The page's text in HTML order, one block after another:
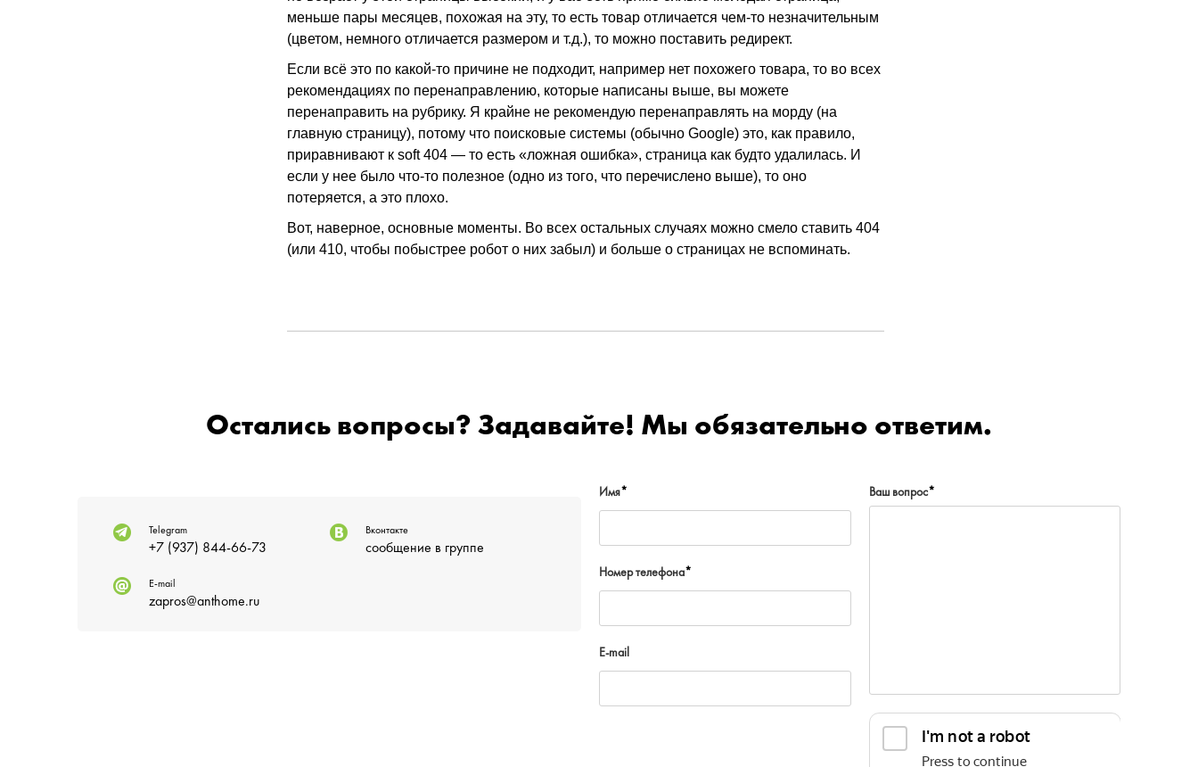
меньше пары месяцев, похожая на эту, то есть товар отличается чем-то незначительным
(цветом, немного отличается размером и т.д.), то можно поставить редирект.
Если всё это по какой-то причине не подходит, например нет похожего товара, то во всех
рекомендациях по перенаправлению, которые написаны выше, вы можете
перенаправить на рубрику. Я крайне не рекомендую перенаправлять на морду (на
главную страницу), потому что поисковые системы (обычно Google) это, как правило,
приравнивают к soft 404 — то есть «ложная ошибка», страница как будто удалилась. И
если у нее было что-то полезное (одно из того, что перечислено выше), то оно
потеряется, а это плохо.
Вот, наверное, основные моменты. Во всех остальных случаях можно смело ставить 404
(или 410, чтобы побыстрее робот о них забыл) и больше о страницах не вспоминать.
Остались вопросы? Задавайте! Мы обязательно ответим.
Telegram
+7 (937) 844-66-73
Вконтакте
сообщение в группе
E-mail
zapros@anthome.ru
Имя*
Номер телефона*
E-mail
Ваш вопрос*